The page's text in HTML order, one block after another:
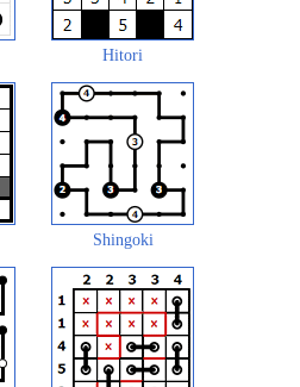
Hitori
Shingoki